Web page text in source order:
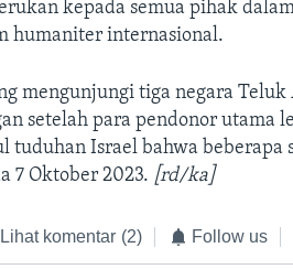
kepada semua pihak
humaniter internasional.
mengunjungi tiga negara
setelah para pendonor utama
tuduhan Israel bahwa
7 Oktober 2023. [rd/ka]
Lihat komentar (2) Follow us